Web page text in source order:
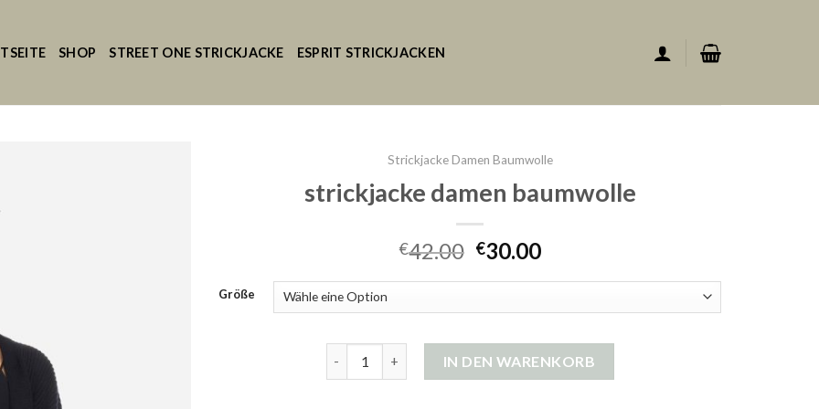
SHOP STREET ONE STRICKJACKE ESPRIT STRICKJACKEN
Strickjacke Damen Baumwolle
strickjacke damen baumwolle
€42.00 €30.00
Größe
IN DEN WARENKORB